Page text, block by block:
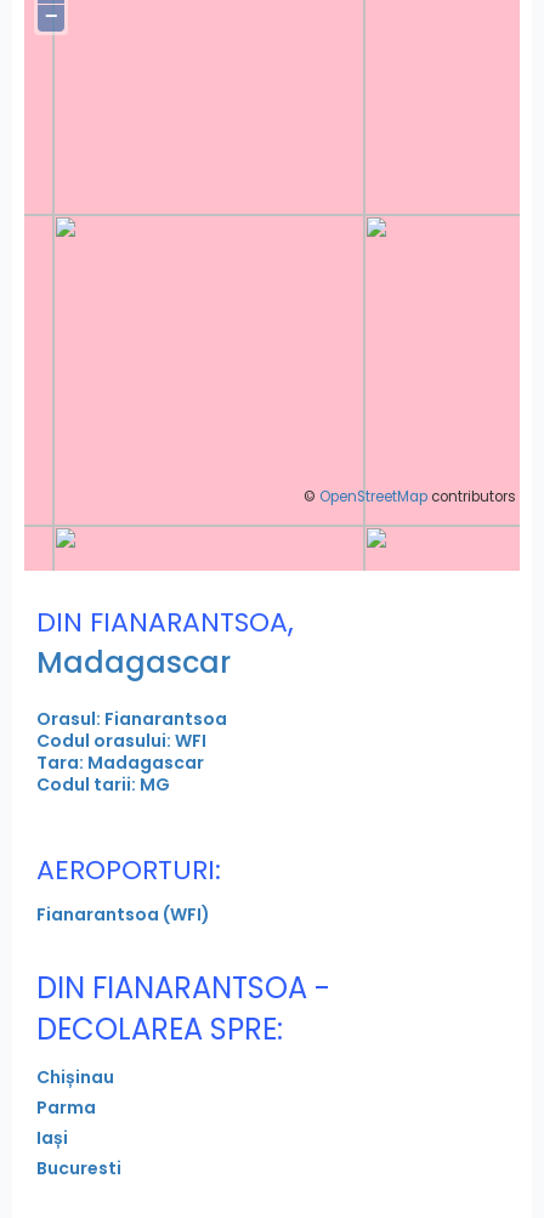
−
© OpenStreetMap contributors
DIN FIANARANTSOA,
Madagascar
Orasul: Fianarantsoa
Codul orasului: WFI
Tara: Madagascar
Codul tarii: MG
AEROPORTURI:
Fianarantsoa (WFI)
DIN FIANARANTSOA -
DECOLAREA SPRE:
Chișinau
Parma
Iași
Bucuresti